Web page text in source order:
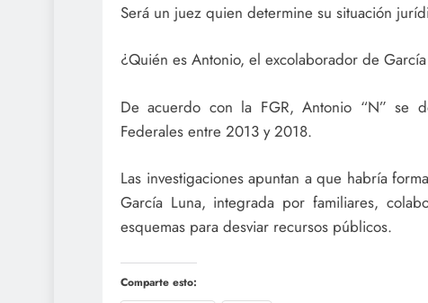
Será un juez quien determine su situación
¿Quién es Antonio, el excolaborador de
De acuerdo con la FGR, Antonio “N” se
Federales entre 2013 y 2018.
Las investigaciones apuntan a que habría
García Luna, integrada por familiares,
esquemas para desviar recursos públicos.
Comparte esto: